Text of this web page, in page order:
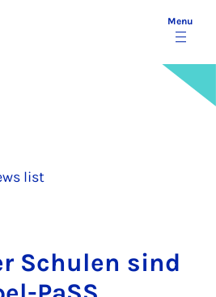
Menu
list
Schu­len sind